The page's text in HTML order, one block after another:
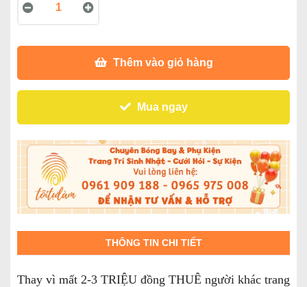
Thêm vào giỏ hàng
Mua ngay
THÔNG TIN CHI TIẾT
Thay vì mất 2-3 TRIỆU đồng THUÊ người khác trang